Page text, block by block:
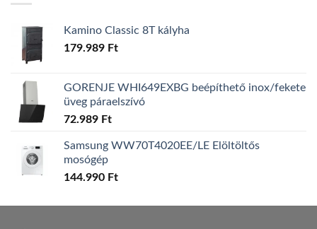
Kamino Classic 8T kályha
179.989 Ft
GORENJE WHI649EXBG beépíthető inox/fekete
üveg páraelszívó
72.989 Ft
Samsung WW70T4020EE/LE Elöltöltős
mosógép
144.990 Ft